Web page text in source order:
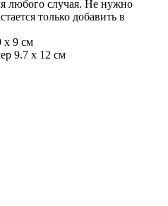
любого случая. Не нужно
только добавить в
х 9 см
9.7 х 12 см